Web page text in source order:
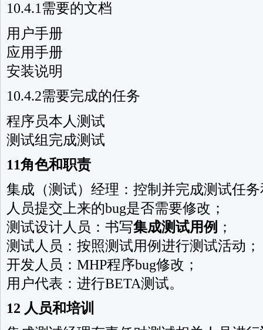
10.4.1需要的文档
用户手册
应用手册
安装说明
10.4.2需要完成的任务
程序员本人测试
测试组完成测试
11角色和职责
集成（测试）经理：控制并完成测试任
人员提交上来的bug是否需要修改；
测试设计人员：书写集成测试用例 ；
测试人员：按照测试用例进行测试活动；
开发人员：MHP程序bug修改；
用户代表：进行BETA测试。
12 人员和培训